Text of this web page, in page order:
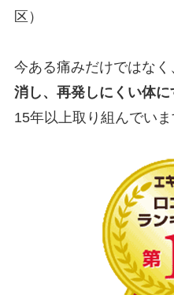
区）
今ある痛みだけではなく
消し、再発しにくい体に
15年以上取り組んでいま